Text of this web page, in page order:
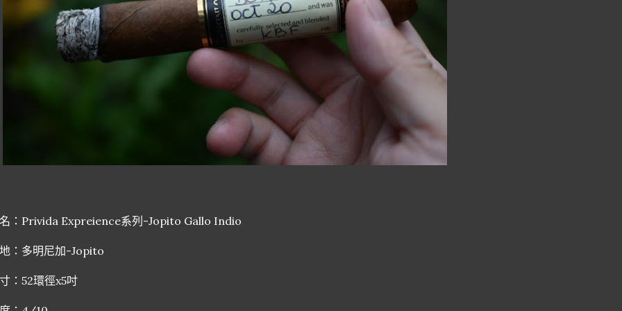
：Privida Expreience系列-Jopito Gallo Indio
：多明尼加-Jopito
：52環徑x5吋